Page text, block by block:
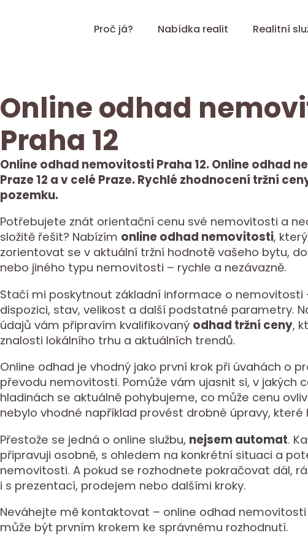
Proč já? Nabídka realit Realitní
Online odhad
Praha 12
Online odhad nemovitosti Praha 12. Online odhad
Praze 12 a v celé Praze. Rychlé zhodnocení tržní
pozemku.
Potřebujete znát orientační cenu své nemovitosti a
složitě řešit? Nabízím online odhad nemovitosti,
zorientovat se v aktuální tržní hodnotě vašeho bytu,
nebo jiného typu nemovitosti – rychle a nezávazně.
Stačí mi poskytnout základní informace o nemovitosti
dispozici, stav, velikost a další podstatné parametry.
údajů vám připravím kvalifikovaný odhad tržní ceny,
znalosti lokálního trhu a aktuálních trendů.
Online odhad je vhodný jako první krok při úvahách o
převodu nemovitosti. Pomůže vám ujasnit si, v jakých
hladinách se aktuálně pohybujeme, co může cenu
nebylo vhodné například provést drobné úpravy, které
Přestože se jedná o online službu, nejsem automat.
připravuji osobně, s ohledem na konkrétní situaci a
nemovitosti. A pokud se rozhodnete pokračovat dál,
i s prezentací, prodejem nebo dalšími kroky.
Neváhejte mě kontaktovat – online odhad nemovitosti
může být prvním krokem ke správnému rozhodnutí.